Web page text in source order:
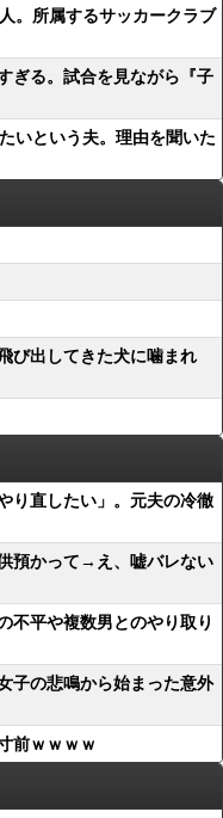
。所属するサッカークラブ
ぎる。試合を見ながら『子
いという夫。理由を聞いた
び出してきた犬に噛まれ
り直したい」。元夫の冷徹
預かって→え、嘘バレない
不平や複数男とのやり取り
子の悲鳴から始まった意外
前ｗｗｗｗ